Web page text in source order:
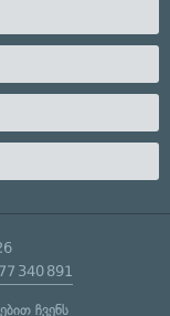
340 891
ჩვენს